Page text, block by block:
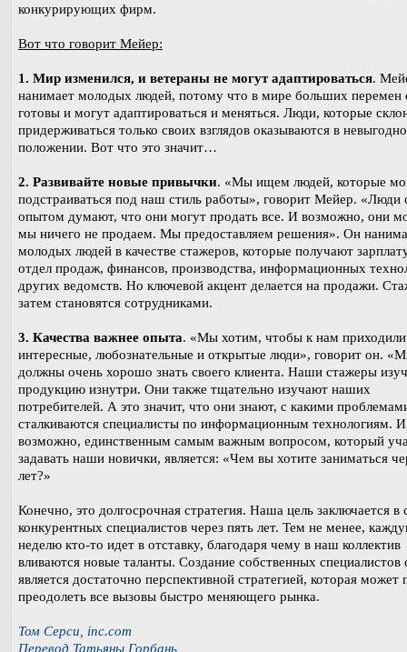
конкурирующих фирм.
Вот что говорит Мейер:
1. Мир изменился, и ветераны не могут адаптироваться.
нанимает молодых людей, потому что в мире больших перемен
готовы и могут адаптироваться и меняться. Люди, которые
придерживаться только своих взглядов оказываются в
положении. Вот что это значит…
2. Развивайте новые привычки. «Мы ищем людей, которые
подстраиваться под наш стиль работы», говорит Мейер. «Люди
опытом думают, что они могут продать все. И возможно, они
мы ничего не продаем. Мы предоставляем решения». Он
молодых людей в качестве стажеров, которые получают
отдел продаж, финансов, производства, информационных
других ведомств. Но ключевой акцент делается на продажи.
затем становятся сотрудниками.
3. Качества важнее опыта. «Мы хотим, чтобы к нам приходили
интересные, любознательные и открытые люди», говорит он.
должны очень хорошо знать своего клиента. Наши стажеры
продукцию изнутри. Они также тщательно изучают наших
потребителей. А это значит, что они знают, с какими
сталкиваются специалисты по информационным технологиям.
возможно, единственным самым важным вопросом, который
задавать наши новички, является: «Чем вы хотите заниматься
лет?»
Конечно, это долгосрочная стратегия. Наша цель заключается в
конкурентных специалистов через пять лет. Тем не менее,
неделю кто-то идет в отставку, благодаря чему в наш коллектив
вливаются новые таланты. Создание собственных специалистов
является достаточно перспективной стратегией, которая может
преодолеть все вызовы быстро меняющего рынка.
Том Серси, inc.com
Перевод Татьяны Горбань